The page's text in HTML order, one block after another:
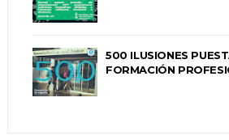
500 ILUSIONES
FORMACIÓN